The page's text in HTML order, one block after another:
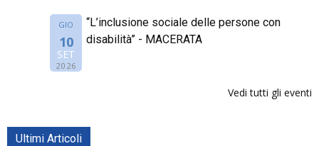
GIO
10
SET
2026
“L’inclusione sociale delle persone con
disabilità” - MACERATA
Vedi tutti gli eventi
Ultimi Articoli